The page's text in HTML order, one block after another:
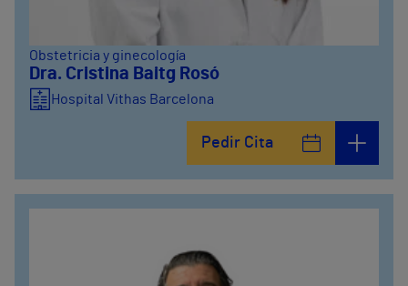
Obstetricia y ginecología
Dra. Cristina Baitg Rosó
Hospital Vithas Barcelona
Pedir Cita